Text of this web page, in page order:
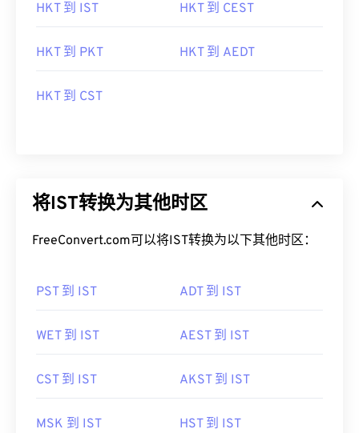
HKT 到 IST HKT 到 CEST
HKT 到 PKT HKT 到 AEDT
HKT 到 CST
将IST转换为其他时区
FreeConvert.com可以将IST转换为以下其他时区：
PST 到 IST ADT 到 IST
WET 到 IST AEST 到 IST
CST 到 IST AKST 到 IST
MSK 到 IST HST 到 IST